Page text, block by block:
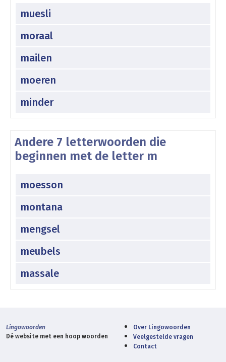
muesli
moraal
mailen
moeren
minder
Andere 7 letterwoorden die
beginnen met de letter m
moesson
montana
mengsel
meubels
massale
Lingowoorden
Dé website met een hoop woorden
Over Lingowoorden
Veelgestelde vragen
Contact